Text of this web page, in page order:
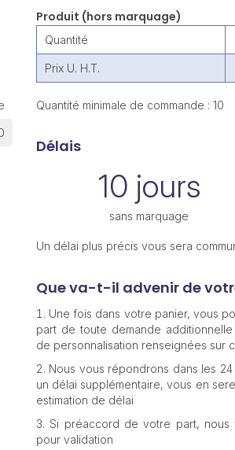
Produit (hors marquage)
Quantité
Prix U. H.T.
Quantité minimale de commande : 10
Délais
10 jours
sans marquage
Un délai plus précis vous sera
Que va-t-il advenir de
Une fois dans votre panier, vous
part de toute demande
de personnalisation renseignées sur
Nous vous répondrons dans les
un délai supplémentaire, vous en
estimation de délai
Si préaccord de votre part, nous
pour validation